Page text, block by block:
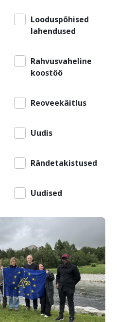
Looduspõhised
lahendused
Rahvusvaheline
koostöö
Reoveekäitlus
Uudis
Rändetakistused
Uudised